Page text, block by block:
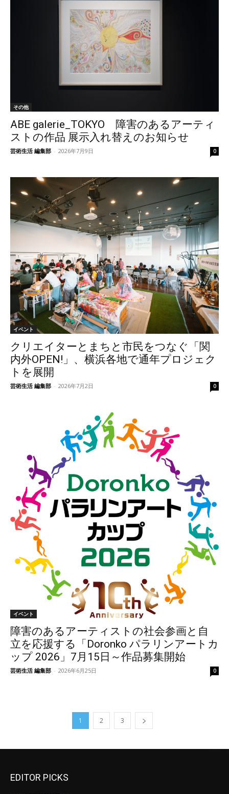
その他
ABE galerie_TOKYO 障害のあるアーティ
ストの作品 展示入れ替えのお知らせ
芸術生活 編集部 - 2026年7月9日 0
イベント
クリエイターとまちと市民をつなぐ「関
内外OPEN!」、横浜各地で通年プロジェク
トを展開
芸術生活 編集部 - 2026年7月2日 0
イベント
障害のあるアーティストの社会参画と自
立を応援する「Doronko パラリンアートカ
ップ 2026」7月15日～作品募集開始
芸術生活 編集部 - 2026年6月25日 0
1 2 3
EDITOR PICKS